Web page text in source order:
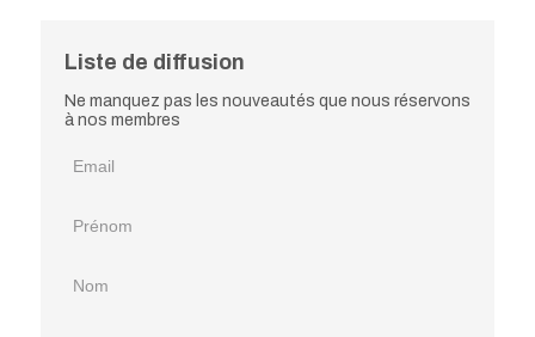
Liste de diffusion
Ne manquez pas les nouveautés que nous réservons
à nos membres